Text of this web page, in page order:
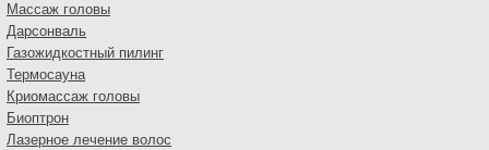
Массаж головы
Дарсонваль
Газожидкостный пилинг
Термосауна
Криомассаж головы
Биоптрон
Лазерное лечение волос